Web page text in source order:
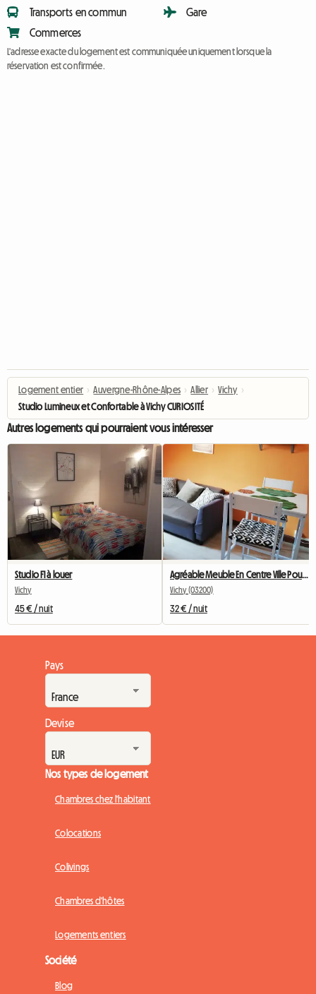
Transports en commun
Commerces
Gare
L'adresse exacte du logement est communiquée uniquement lorsque la
réservation est confirmée.
Logement entier › Auvergne-Rhône-Alpes › Allier › Vichy ›
Studio Lumineux et Confortable à Vichy CURIOSITÉ 7
Autres logements qui pourraient vous intéresser
Studio F1 à louer
Vichy
45 € / nuit
Agréable Meuble En Centre Ville Pour Votre Séjour à Vichy
Vichy (03200)
32 € / nuit
Pays
Devise
Nos types de logement
Chambres chez l'habitant
Colocations
Colivings
Chambres d'hôtes
Logements entiers
Société
Blog